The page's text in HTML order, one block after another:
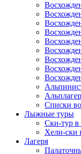
Списки
Лыжные туры
Ски-тур
Хели-ски
Лагеря